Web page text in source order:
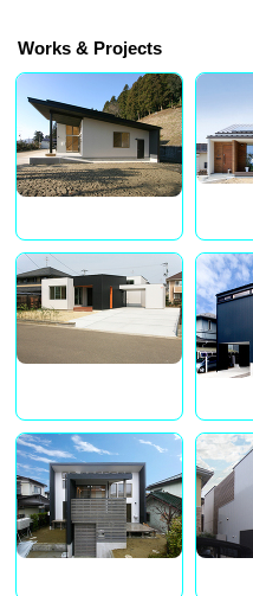
Works & Projects